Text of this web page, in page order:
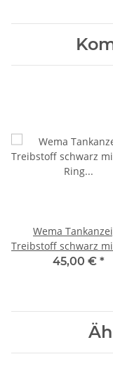
Wema
Treibstoff schwarz
Ring 12V/24V, 0-190
45,00 € *